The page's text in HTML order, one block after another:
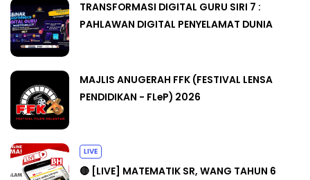
TRANSFORMASI DIGITAL GURU SIRI 7 :
PAHLAWAN DIGITAL PENYELAMAT DUNIA
MAJLIS ANUGERAH FFK (FESTIVAL LENSA
PENDIDIKAN - FLeP) 2026
LIVE
🔴 [LIVE] MATEMATIK SR, WANG TAHUN 6